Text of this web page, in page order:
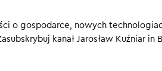
o gospodarce, nowych
kanał Jarosław Kuźniar in